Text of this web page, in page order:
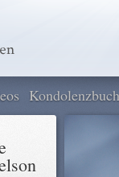
Kondolenzbuch